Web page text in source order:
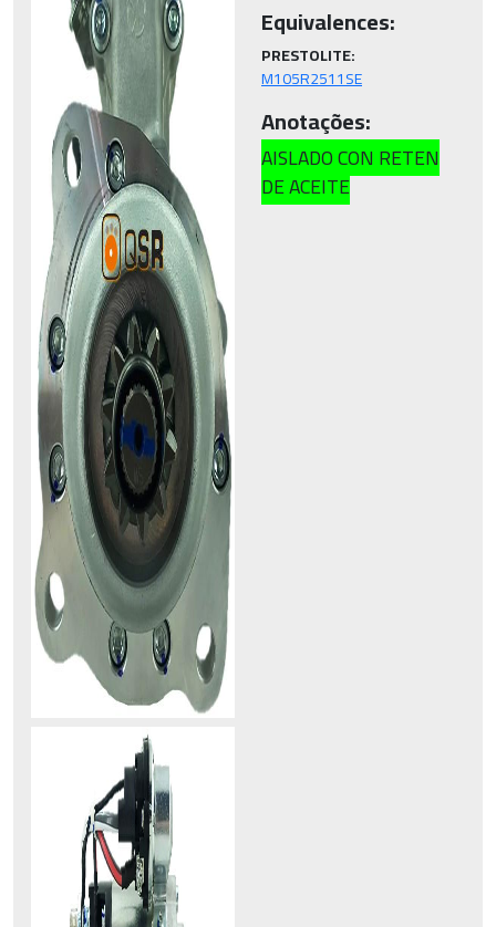
Equivalences:
PRESTOLITE:
M105R2511SE
Anotações:
AISLADO CON RETEN
DE ACEITE